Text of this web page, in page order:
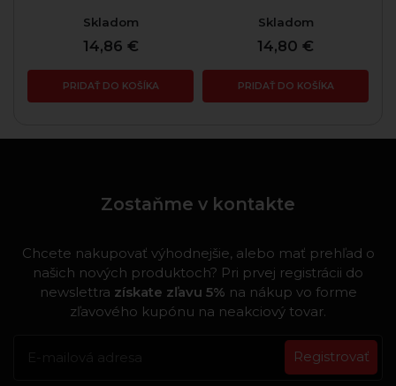
Skladom
14,86 €
PRIDAŤ DO KOŠÍKA
Skladom
14,80 €
PRIDAŤ DO KOŠÍKA
Zostaňme v kontakte
Chcete nakupovať výhodnejšie, alebo mať prehľad o
našich nových produktoch? Pri prvej registrácii do
newslettra získate zľavu 5% na nákup vo forme
zľavového kupónu na neakciový tovar.
Registrovať